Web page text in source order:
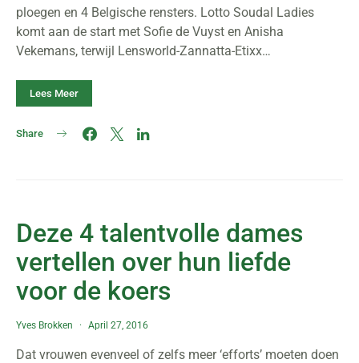
ploegen en 4 Belgische rensters. Lotto Soudal Ladies
komt aan de start met Sofie de Vuyst en Anisha
Vekemans, terwijl Lensworld-Zannatta-Etixx…
Lees Meer
Share
Deze 4 talentvolle dames
vertellen over hun liefde
voor de koers
Yves Brokken April 27, 2016
Dat vrouwen evenveel of zelfs meer ‘efforts’ moeten doen